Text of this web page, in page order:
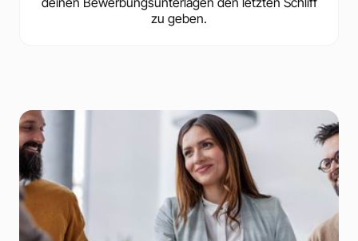
zu geben.